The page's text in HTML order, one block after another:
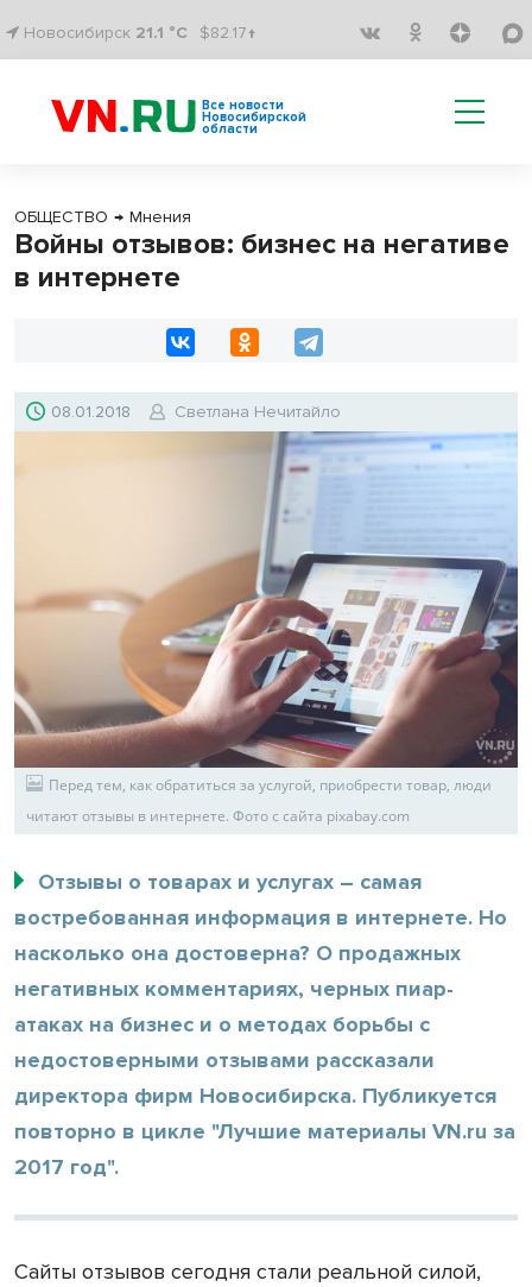
Новосибирск 21.1 °C $82.17↑
Все новости
Новосибирской
области
ОБЩЕСТВО → Мнения
Войны отзывов: бизнес на негативе
в интернете
08.01.2018 Светлана Нечитайло
Перед тем, как обратиться за услугой, приобрести товар, люди
читают отзывы в интернете. Фото с сайта pixabay.com
Отзывы о товарах и услугах – самая
востребованная информация в интернете. Но
насколько она достоверна? О продажных
негативных комментариях, черных пиар-
атаках на бизнес и о методах борьбы с
недостоверными отзывами рассказали
директора фирм Новосибирска. Публикуется
повторно в цикле "Лучшие материалы VN.ru за
2017 год".
Сайты отзывов сегодня стали реальной силой,